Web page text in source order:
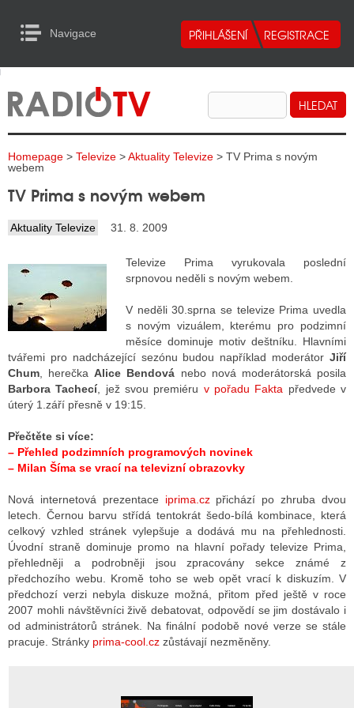
Navigace
RADIA
TELEVIZE
INTERNET
TISK
RÁDIÍ
TELEVIZE
TELEVIZÍ
VYSÍLAČE
INTERNET
RÁDIA
STRÁNKY RÁDIÍ
STRÁNKY TV
to Content
Homepage > Televize >Aktuality Televize > TV Prima s novým
webem
TV Prima s novým webem
Aktuality Televize 31. 8. 2009
Televize Prima vyrukovala poslední
srpnovou neděli s novým webem.
V neděli 30.sprna se televize Prima uvedla
s novým vizuálem, kterému pro podzimní
měsíce dominuje motiv deštníku. Hlavními
tvářemi pro nadcházející sezónu budou například moderátor Jiří
Chum , herečkaAlice Bendová nebo nová moderátorská posila
Barbora Tachecí, jež svou premiéru v pořadu Fakta předvede v
úterý 1.září přesně v 19:15.
Přečtěte si více:
– Přehled podzimních programových novinek
– Milan Šíma se vrací na televizní obrazovky
Nová internetová prezentace iprima.czpřichází po zhruba dvou
letech. Černou barvu střídá tentokrát šedo-bílá kombinace, která
celkový vzhled stránek vylepšuje a dodává mu na přehlednosti.
Úvodní straně dominuje promo na hlavní pořady televize Prima,
přehledněji a podrobněji jsou zpracovány sekce známé z
předchozího webu. Kromě toho se web opět vrací k diskuzím. V
předchozí verzi nebyla diskuze možná, přitom před ještě v roce
2007 mohli návštěvníci živě debatovat, odpovědí se jim dostávalo i
od administrátorů stránek. Na finální podobě nové verze se stále
pracuje. Stránky prima-cool.cz zůstávají nezměněny.